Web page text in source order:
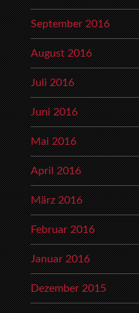
September 2016
August 2016
Juli 2016
Juni 2016
Mai 2016
April 2016
März 2016
Februar 2016
Januar 2016
Dezember 2015